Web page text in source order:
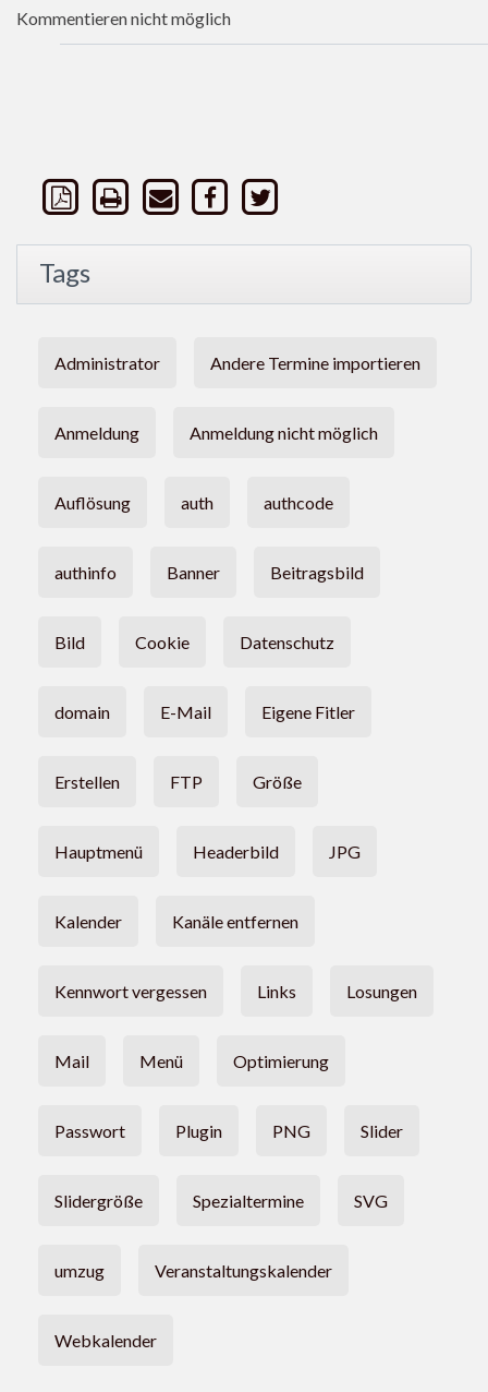
Kommentieren nicht möglich
Tags
Administrator Andere Termine importieren
Anmeldung Anmeldung nicht möglich
Auflösung auth authcode
authinfo Banner Beitragsbild
Bild Cookie Datenschutz
domain E-Mail Eigene Fitler
Erstellen FTP Größe
Hauptmenü Headerbild JPG
Kalender Kanäle entfernen
Kennwort vergessen Links Losungen
Mail Menü Optimierung
Passwort Plugin PNG Slider
Slidergröße Spezialtermine SVG
umzug Veranstaltungskalender
Webkalender